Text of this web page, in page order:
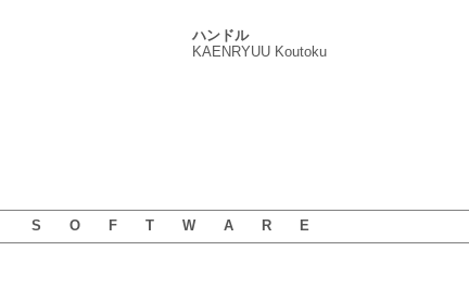
ハンドル
KAENRYUU Koutoku
S O F T W A R E